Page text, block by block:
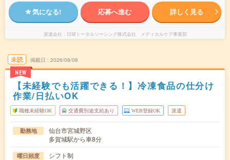
気になる! 応募へ進む 詳しく見る
派遣会社 日研トータルソーシング株式会社 メディカルケア事業部
未読
NEW
掲載日 2026/08/08
【未経験でも活躍できる！】冷凍食品の仕分け
作業/日払いOK
職種未経験OK 交通費別途支給あり WEB登録OK 派遣
勤務地
仙台市宮城野区
多賀城駅から車8分
曜日頻度 シフト制